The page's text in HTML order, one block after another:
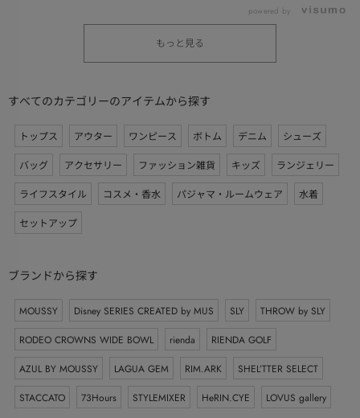
powered by
もっと見る
すべてのカテゴリーのアイテムから探す
トップス アウター ワンピース ボトム デニム
シューズ
バッグ
アクセサリー ファッション雑貨 キッズ
ランジェリー
ライフスタイル
コスメ・香水 パジャマ・ルームウェア
水着
セットアップ
ブランドから探す
MOUSSY Disney SERIES CREATED by MUS SLY
THROW by SLY
RODEO CROWNS WIDE BOWL
rienda
RIENDA GOLF
AZUL BY MOUSSY
LAGUA GEM RIM.ARK
SHEL’TTER SELECT
STACCATO
73Hours STYLEMIXER HeRIN.CYE LOVUS gallery